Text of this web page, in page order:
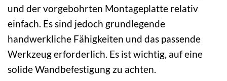
und der vorgebohrten Montageplatte relativ
einfach. Es sind jedoch grundlegende
handwerkliche Fähigkeiten und das passende
Werkzeug erforderlich. Es ist wichtig, auf eine
solide Wandbefestigung zu achten.